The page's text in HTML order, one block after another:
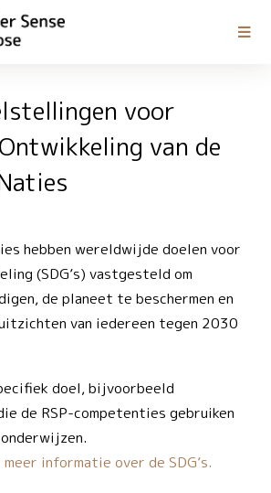
van de
hebben wereldwijde doelen voor
(SDG’s) vastgesteld om
de planeet te beschermen en
van iedereen tegen 2030
doel, bijvoorbeeld
de RSP-competenties gebruiken
informatie over de SDG’s.